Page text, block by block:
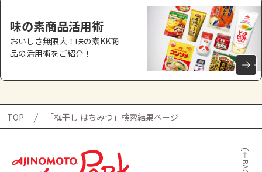
味の素商品活用術
おいしさ無限大！味の素KK商
品の活用術をご紹介！
TOP 「梅干し はちみつ」検索結果ページ